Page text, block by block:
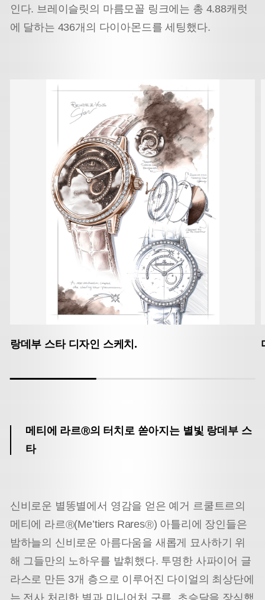
인다. 브레이슬릿의 마름모꼴 링크에는 총 4.88캐럿
에 달하는 436개의 다이아몬드를 세팅했다.
랑데부 스타 디자인 스케치.
메티에 라르Ⓡ의 터치로 쏟아지는 별빛 랑데부 스
타
신비로운 별똥별에서 영감을 얻은 예거 르쿨트르의
메티에 라르Ⓡ(Me’tiers RaresⓇ) 아틀리에 장인들은
밤하늘의 신비로운 아름다움을 새롭게 묘사하기 위
해 그들만의 노하우를 발휘했다. 투명한 사파이어 글
라스로 만든 3개 층으로 이루어진 다이얼의 최상단에
는 전사 처리한 별과 미니어처 구름, 초승달을 장식했